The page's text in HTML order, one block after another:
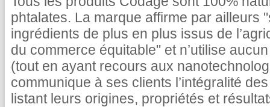
phtalates. La marque affirme par ailleurs
ingrédients de plus en plus issus de
du commerce équitable" et n’utilise
(tout en ayant recours aux
communique à ses clients l’intégralité
listant leurs origines, propriétés et